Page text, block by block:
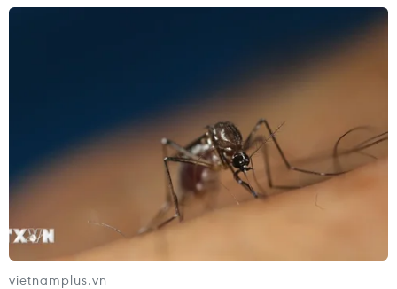
Mỹ có kế hoạch B nếu đàm phán hạt
Iran không tìm kiếm một thỏa thuận
tạm thời trong đàm phán hạt nhân
07/02/2022 03:54
Xem thêm
vietnamplus.vn